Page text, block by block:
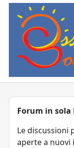
Forum in
Le discussioni
aperte a